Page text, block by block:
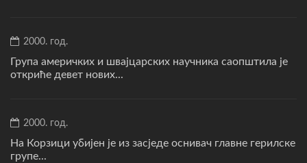
2000. год.
Група америчких и швајцарских научника саопштила је
откриће девет нових...
2000. год.
На Корзици убијен је из засједе оснивач главне герилске
групе...